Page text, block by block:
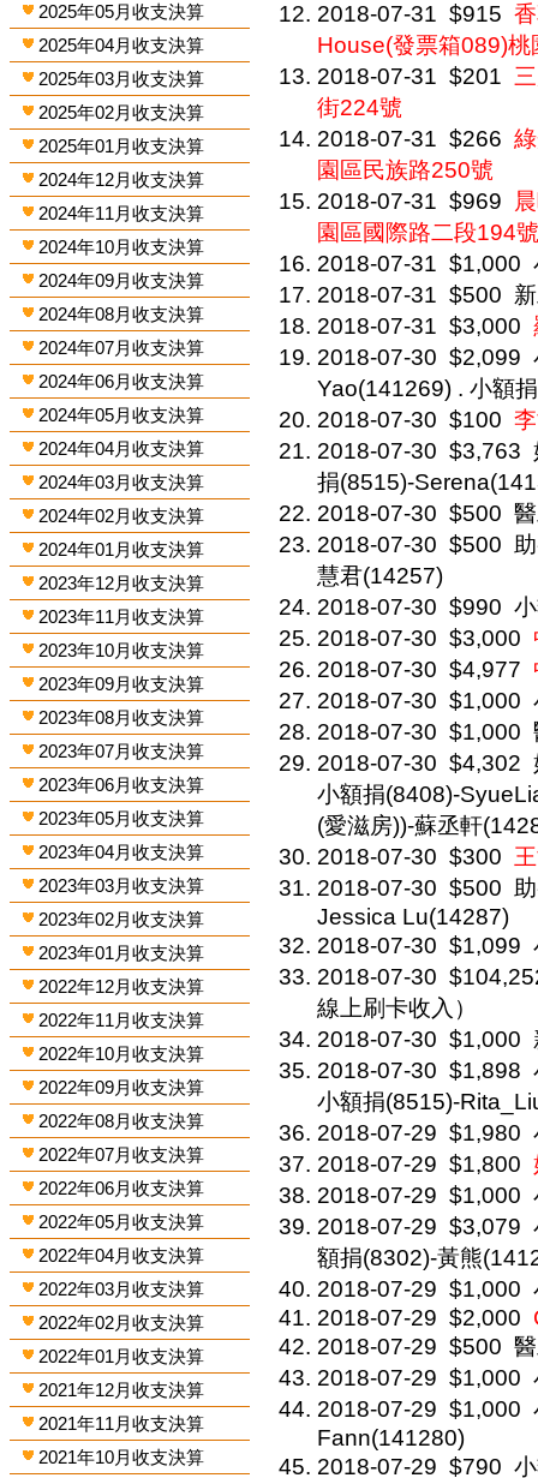
2025年05月收支決算
2025年04月收支決算
2025年03月收支決算
2025年02月收支決算
2025年01月收支決算
2024年12月收支決算
2024年11月收支決算
2024年10月收支決算
2024年09月收支決算
2024年08月收支決算
2024年07月收支決算
2024年06月收支決算
2024年05月收支決算
2024年04月收支決算
2024年03月收支決算
2024年02月收支決算
2024年01月收支決算
2023年12月收支決算
2023年11月收支決算
2023年10月收支決算
2023年09月收支決算
2023年08月收支決算
2023年07月收支決算
2023年06月收支決算
2023年05月收支決算
2023年04月收支決算
2023年03月收支決算
2023年02月收支決算
2023年01月收支決算
2022年12月收支決算
2022年11月收支決算
2022年10月收支決算
2022年09月收支決算
2022年08月收支決算
2022年07月收支決算
2022年06月收支決算
2022年05月收支決算
2022年04月收支決算
2022年03月收支決算
2022年02月收支決算
2022年01月收支決算
2021年12月收支決算
2021年11月收支決算
2021年10月收支決算
2018-07-31 $915
House(發票箱089)
2018-07-31 $201
街224號
2018-07-31 $266
園區民族路250號
2018-07-31 $969
園區國際路二段194
2018-07-31 $1,000
2018-07-31 $500
2018-07-31 $3,000
2018-07-30 $2,099
Yao(141269) . 小額
2018-07-30 $100
2018-07-30 $3,763
捐(8515)-
2018-07-30 $500
2018-07-30 $500
慧君(14257)
2018-07-30 $990
2018-07-30 $3,000
2018-07-30 $4,977
2018-07-30 $1,000
2018-07-30 $1,000
2018-07-30 $4,302
小額捐(8408)-
(愛滋房))-蘇丞軒
2018-07-30 $300
2018-07-30 $500
Jessica Lu(14287)
2018-07-30 $1,099
2018-07-30
線上刷卡收入）
2018-07-30 $1,000
2018-07-30 $1,898
小額捐(8515)-
2018-07-29 $1,980
2018-07-29 $1,800
2018-07-29 $1,000
2018-07-29 $3,079
額捐(8302)-黃熊
2018-07-29 $1,000
2018-07-29 $2,000
2018-07-29 $500
2018-07-29 $1,000
2018-07-29 $1,000
Fann(141280)
2018-07-29 $790